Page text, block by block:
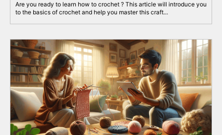
Are you ready to learn how to crochet ? This article will introduce you
to the basics of crochet and help you master this craft...